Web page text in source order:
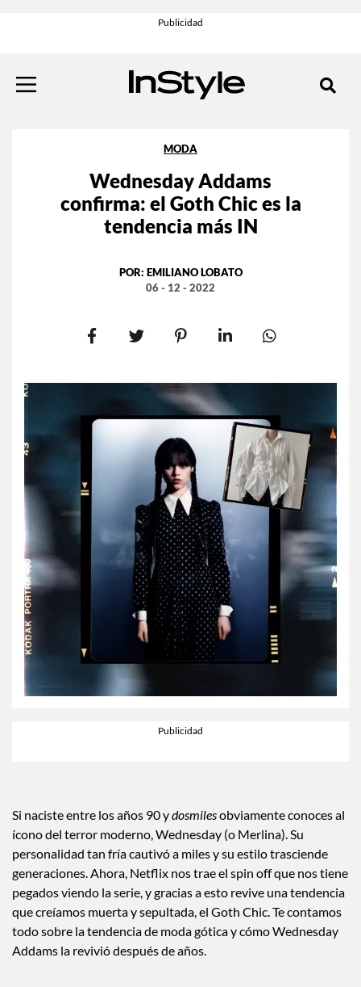
MODA
Wednesday Addams
confirma: el Goth Chic es la
tendencia más IN
POR: EMILIANO LOBATO
06 - 12 - 2022
Si naciste entre los años 90 ydosmilesobviamente conoces al
ícono del terror moderno, Wednesday (o Merlina). Su
personalidad tan fría cautivó a miles y su estilo trasciende
generaciones. Ahora, Netflix nos trae el spin off que nos tiene
pegados viendo la serie, y gracias a esto revive una tendencia
que creíamos muerta y sepultada, el Goth Chic. Te contamos
todo sobre la tendencia de moda gótica y cómo Wednesday
Addams la revivió después de años.